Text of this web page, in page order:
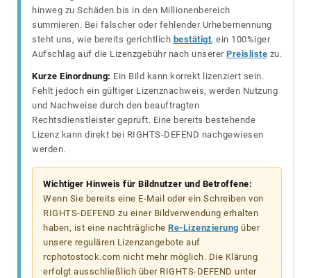
hinweg zu Schäden bis in den Millionenbereich
summieren. Bei falscher oder fehlender Urhebernennung
steht uns, wie bereits gerichtlich bestätigt, ein 100%iger
Aufschlag auf die Lizenzgebühr nach unserer Preisliste zu.
Kurze Einordnung: Ein Bild kann korrekt lizenziert sein.
Fehlt jedoch ein gültiger Lizenznachweis, werden Nutzung
und Nachweise durch den beauftragten
Rechtsdienstleister geprüft. Eine bereits bestehende
Lizenz kann direkt bei RIGHTS-DEFEND nachgewiesen
werden.
Wichtiger Hinweis für Bildnutzer und Betroffene:
Wenn Sie bereits eine E-Mail oder ein Schreiben von
RIGHTS-DEFEND zu einer Bildverwendung erhalten
haben, ist eine nachträgliche Re-Lizenzierung über
unsere regulären Lizenzangebote auf
rcphotostock.com nicht mehr möglich. Die Klärung
erfolgt ausschließlich über RIGHTS-DEFEND unter